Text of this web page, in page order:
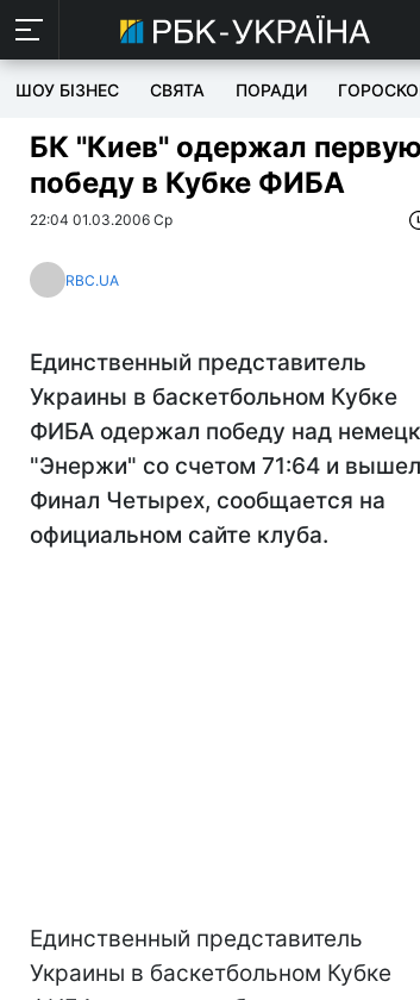
ШОУ БІЗНЕС СВЯТА ПОРАДИ
БК "Киев" одержал первую
победу в Кубке ФИБА
22:04 01.03.2006 Ср
RBC.UA
Единственный представитель
Украины в баскетбольном Кубке
ФИБА одержал победу над
"Энержи" со счетом 71:64 и
Финал Четырех, сообщается на
официальном сайте клуба.
Единственный представитель
Украины в баскетбольном Кубке